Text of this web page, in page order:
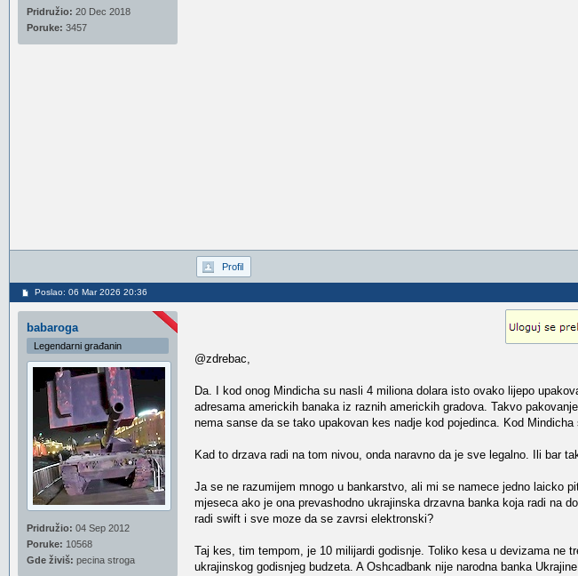
Pridružio: 20 Dec 2018
Poruke: 3457
Profil
Poslao: 06 Mar 2026 20:36
babaroga
Legendarni građanin
Pridružio: 04 Sep 2012
Poruke: 10568
Gde živiš: pecina stroga
@zdrebac,
Da. I kod onog Mindicha su nasli 4 miliona dolara isto ovako lijepo
adresama americkih banaka iz raznih americkih gradova. Takvo
nema sanse da se tako upakovan kes nadje kod pojedinca. Kod
Kad to drzava radi na tom nivou, onda naravno da je sve legalno. Ili bar
Ja se ne razumijem mnogo u bankarstvo, ali mi se namece jedno laicko
mjeseca ako je ona prevashodno ukrajinska drzavna banka koja radi na
radi swift i sve moze da se zavrsi elektronski?
Taj kes, tim tempom, je 10 milijardi godisnje. Toliko kesa u devizama ne
ukrajinskog godisnjeg budzeta. A Oshcadbank nije narodna banka